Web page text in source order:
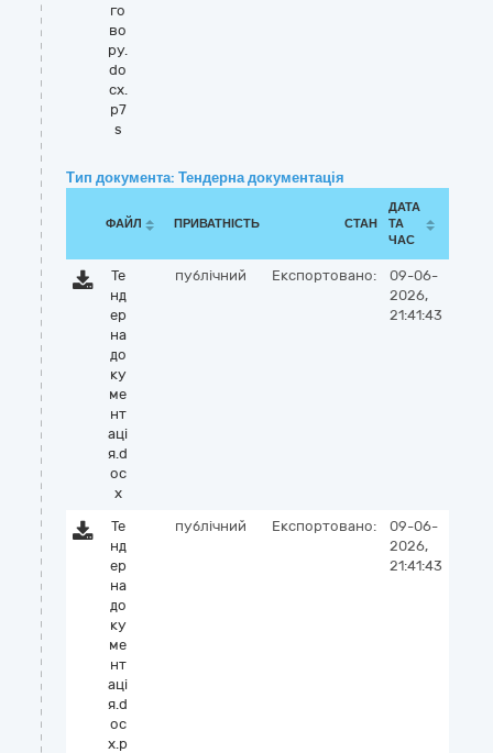
го
во
ру.
do
cx.
p7
s
Тип документа: Тендерна документація
ФАЙЛ ПРИВАТНІСТЬ СТАН
ДАТА
ТА
ЧАС
Те
нд
ер
на
до
ку
ме
нт
аці
я.d
oc
x
публічний Експортовано:
09-06-
2026,
21:41:43
Те
нд
ер
на
до
ку
ме
нт
аці
я.d
oc
x.p
публічний Експортовано:
09-06-
2026,
21:41:43